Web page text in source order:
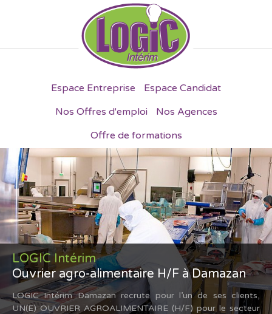
Espace Entreprise
Espace Candidat
Nos Offres d'emploi
Nos Agences
Offre de formations
LOGIC Intérim
Ouvrier agro-alimentaire H/F à Damazan
LOGIC Intérim Damazan recrute pour l’un de ses clients,
UN(E) OUVRIER AGROALIMENTAIRE (H/F) pour le secteur